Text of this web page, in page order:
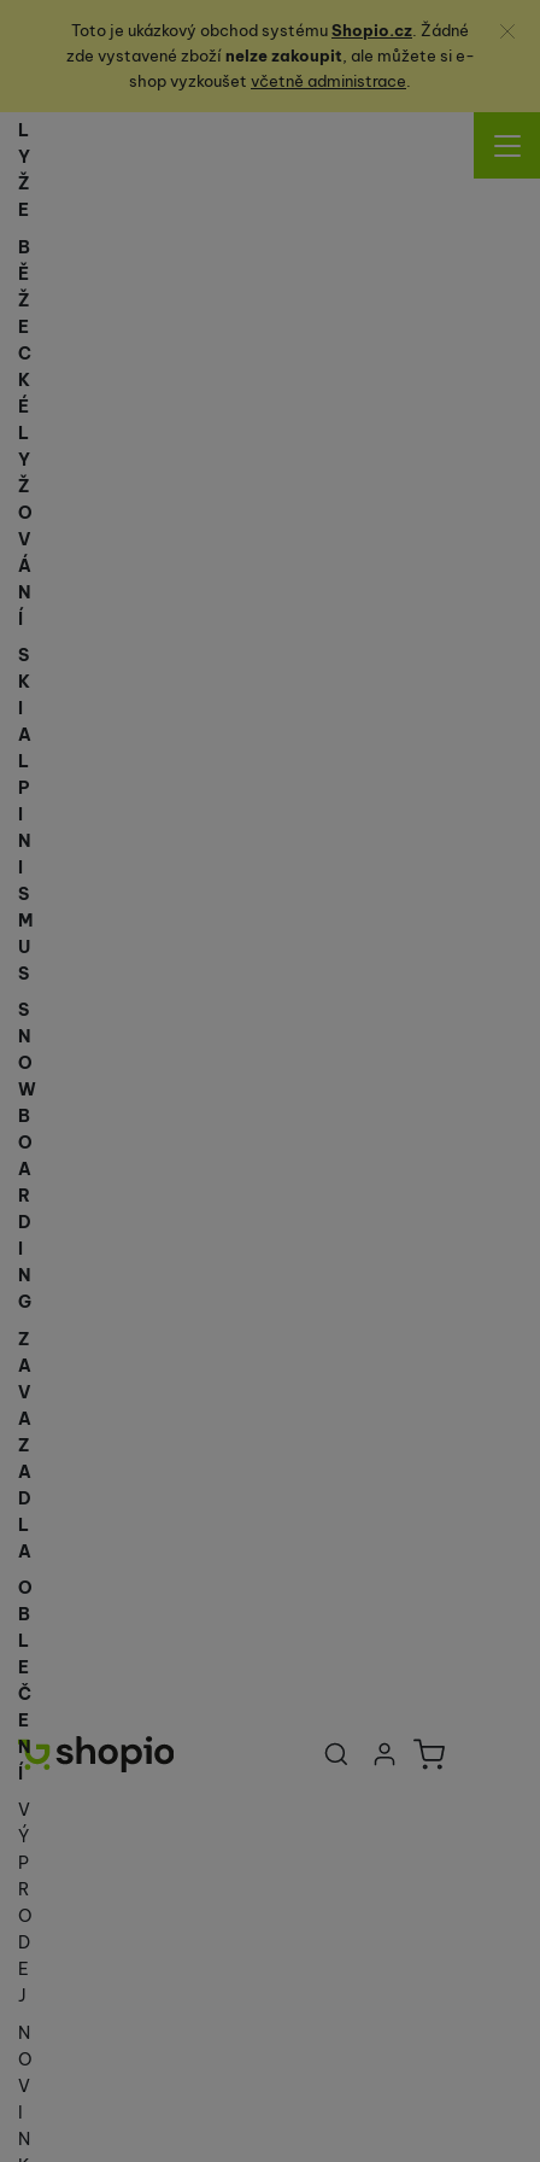
Toto je ukázkový obchod systémuShopio.cz. Žádné
zde vystavené zbožínelze zakoupit, ale můžete sie-
shop vyzkoušet včetně administrace.
Zavřít
Uživatelská
Přihlásit se
Košík
L
Y
Ž
E
B
Ě
Ž
E
C
K
É
L
Y
Ž
O
V
Á
N
Í
S
K
I
A
L
P
I
N
I
S
M
U
S
S
N
O
W
B
O
A
R
D
N
G
Z
A
V
A
Z
A
D
L
A
O
B
L
E
Č
E
N
Í
V
Ý
P
R
O
D
E
J
N
O
V
I
N